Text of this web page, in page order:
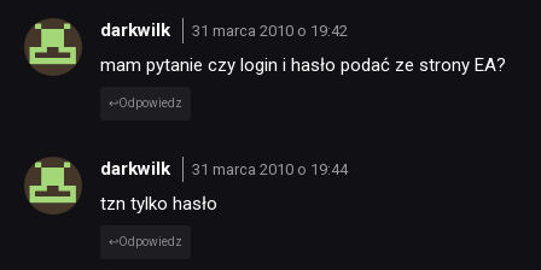
darkwilk 31 marca 2010 o 19:42
mam pytanie czy login i hasło podać ze strony EA?
Odpowiedz
darkwilk 31 marca 2010 o 19:44
tzn tylko hasło
Odpowiedz